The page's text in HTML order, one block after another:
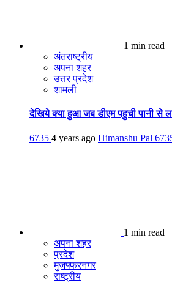
1 min read
अंतराष्ट्रीय
अपना शहर
उत्तर प्रदेश
शामली
देखिये क्या हुआ जब डीएम पहुची पानी से
6735 4 years ago Himanshu Pal
1 min read
अपना शहर
प्रदेश
मुजफ्फरनगर
राष्ट्रीय